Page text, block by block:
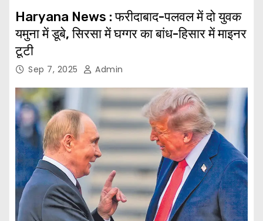
Haryana News : फरीदाबाद-पलवल में दो युवक
यमुना में डूबे, सिरसा में घग्गर का बांध-हिसार में माइनर
टूटी
Sep 7, 2025 Admin